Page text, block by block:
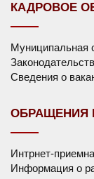
КАДРОВОЕ
Муниципальная
Сведения о
ОБРАЩЕНИЯ
Интрнет-
Информация о